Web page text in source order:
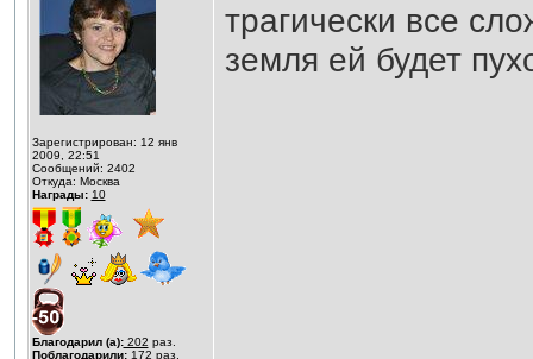
Зарегистрирован: 12 янв
2009, 22:51
Сообщений: 2402
Откуда: Москва
Награды: 10
Благодарил (а):202 раз.
Поблагодарили:172 раз.
трагически все
земля ей будет